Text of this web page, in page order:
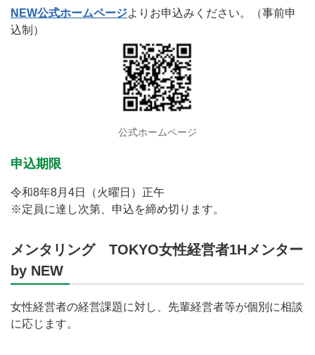
NEW公式ホームページよりお申込みください。（事前申
込制）
公式ホームページ
申込期限
令和8年8月4日（火曜日）正午
※定員に達し次第、申込を締め切ります。
メンタリング TOKYO女性経営者1Hメンター
by NEW
女性経営者の経営課題に対し、先輩経営者等が個別に相談
に応じます。